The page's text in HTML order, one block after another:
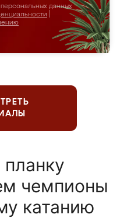
данных
чемпионы
катанию